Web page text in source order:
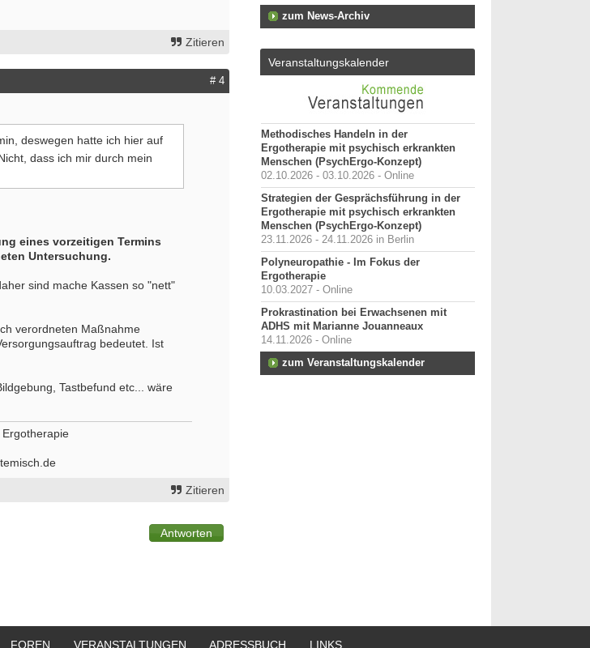
Zitieren
# 4
deswegen hatte ich hier auf
dass ich mir durch mein
eines vorzeitigen Termins
Untersuchung.
sind mache Kassen so "nett"
verordneten Maßnahme
bedeutet. Ist
Tastbefund etc... wäre
Zitieren
zum News-Archiv
Veranstaltungskalender
Methodisches Handeln in der
Ergotherapie mit psychisch erkrankten
Menschen (PsychErgo-Konzept)
02.10.2026 - 03.10.2026 - Online
Strategien der Gesprächsführung in der
Ergotherapie mit psychisch erkrankten
Menschen (PsychErgo-Konzept)
23.11.2026 - 24.11.2026 in Berlin
Polyneuropathie - Im Fokus der
Ergotherapie
10.03.2027 - Online
Prokrastination bei Erwachsenen mit
ADHS mit Marianne Jouanneaux
14.11.2026 - Online
zum Veranstaltungskalender
FOREN VERANSTALTUNGEN ADRESSBUCH LINKS